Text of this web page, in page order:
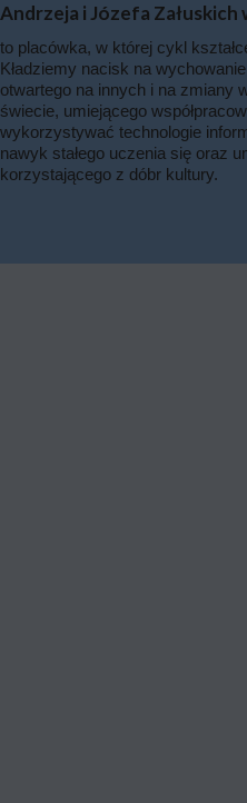
to placówka, w której cykl
Kładziemy nacisk na
otwartego na innych i na zmiany
świecie, umiejącego
wykorzystywać technologie
nawyk stałego uczenia się oraz
korzystającego z dóbr kultury.
Andrzeja i Józefa Załuskich